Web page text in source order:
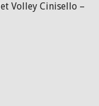
Volley Cinisello –